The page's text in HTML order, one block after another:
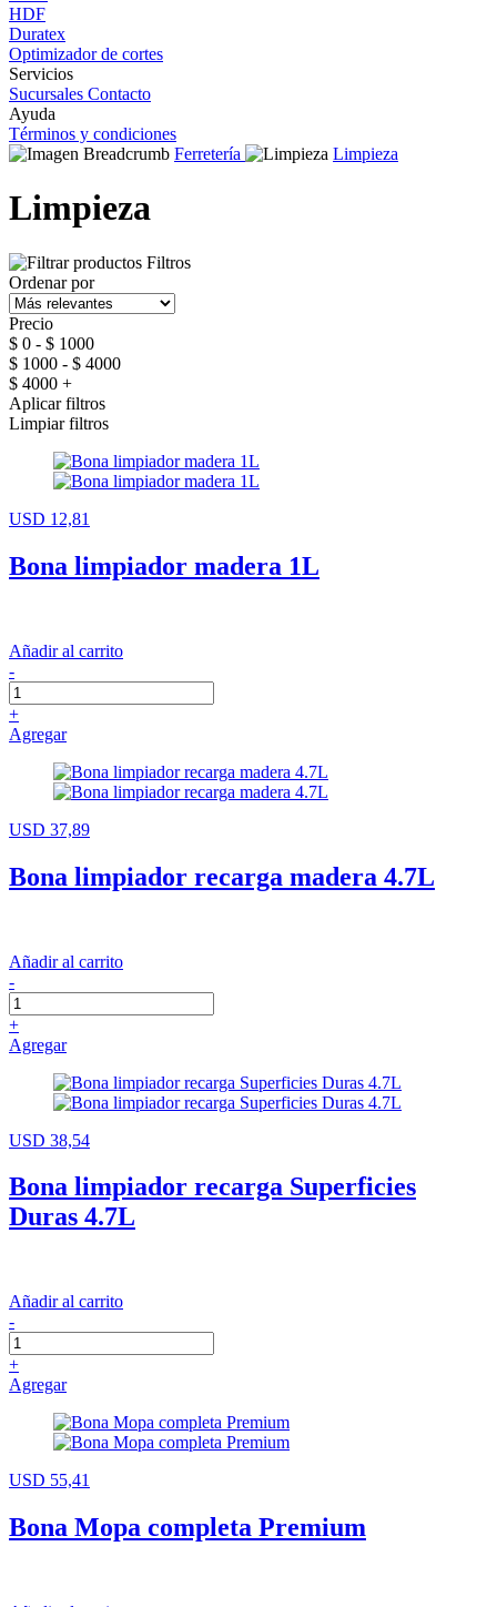
HDF
Duratex
Optimizador de cortes
Servicios
Sucursales Contacto
Ayuda
Términos y condiciones
Ferretería
Limpieza
Limpieza
Filtros
Ordenar por
Precio
$ 0 - $ 1000
$ 1000 - $ 4000
$ 4000 +
Aplicar filtros
Limpiar filtros
USD 12,81
Bona limpiador madera 1L
Añadir al carrito
-
+
Agregar
USD 37,89
Bona limpiador recarga madera 4.7L
Añadir al carrito
-
+
Agregar
USD 38,54
Bona limpiador recarga Superficies
Duras 4.7L
Añadir al carrito
-
+
Agregar
USD 55,41
Bona Mopa completa Premium